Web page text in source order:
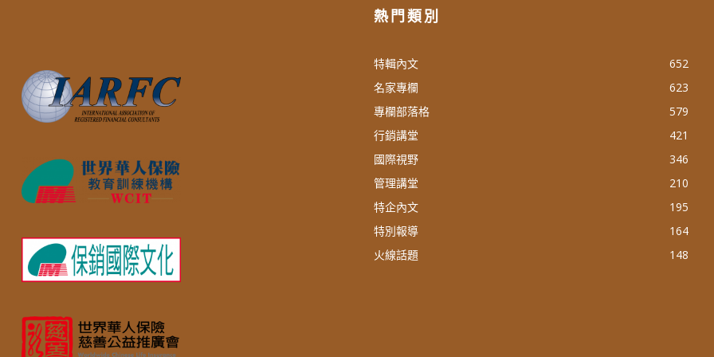
熱門類別
特輯內文
652
名家專欄
623
專欄部落格
579
行銷講堂
421
國際視野
346
管理講堂
210
特企內文
195
特別報導
164
火線話題
148